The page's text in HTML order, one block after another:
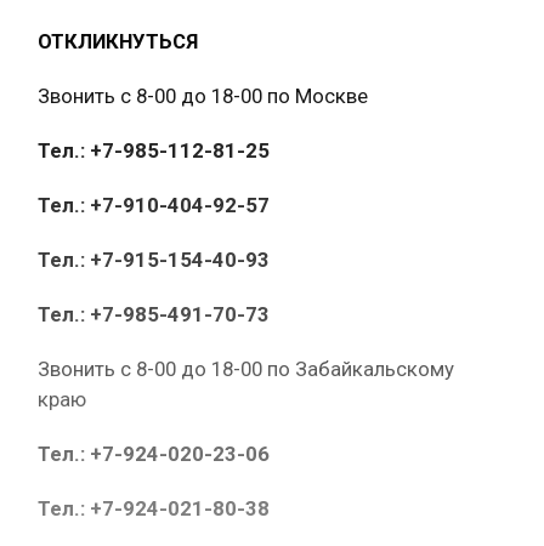
ОТКЛИКНУТЬСЯ
Звонить с 8-00 до 18-00 по Москве
Тел.: +7-985-112-81-25
Тел.: +7-910-404-92-57
Тел.: +7-915-154-40-93
Тел.: +7-985-491-70-73
Звонить с 8-00 до 18-00 по Забайкальскому
краю
Тел.: +7-924-020-23-06
Тел.: +7-924-021-80-38